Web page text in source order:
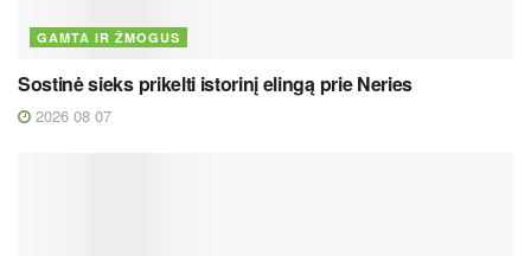
GAMTA IR ŽMOGUS
Sostinė sieks prikelti istorinį elingą prie Neries
2026 08 07